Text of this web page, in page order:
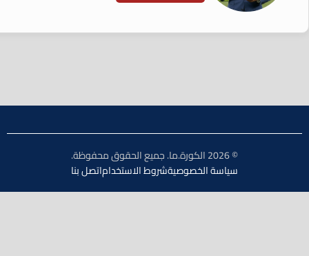
سياسة الخصوصيةشروط الاستخداماتصل بنا